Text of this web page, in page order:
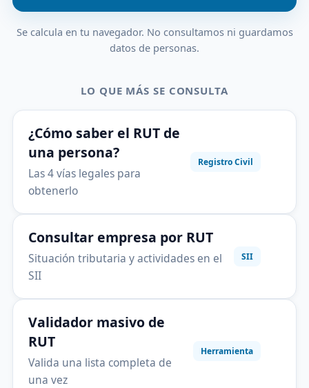
Se calcula en tu navegador. No consultamos ni guardamos
datos de personas.
LO QUE MÁS SE CONSULTA
¿Cómo saber el RUT de
una persona?
Las 4 vías legales para
obtenerlo
Registro Civil
Consultar empresa por RUT
Situación tributaria y actividades en el
SII
SII
Validador masivo de
RUT
Valida una lista completa de
una vez
Herramienta